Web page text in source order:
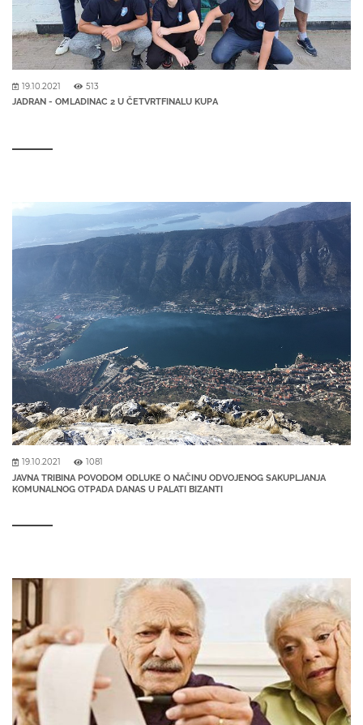
19.10.2021 513
JADRAN - OMLADINAC 2 U ČETVRTFINALU KUPA
19.10.2021 1081
JAVNA TRIBINA POVODOM ODLUKE O NAČINU ODVOJENOG SAKUPLJANJA
KOMUNALNOG OTPADA DANAS U PALATI BIZANTI